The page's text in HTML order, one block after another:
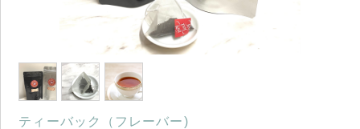
ティーバック（フレーバー)